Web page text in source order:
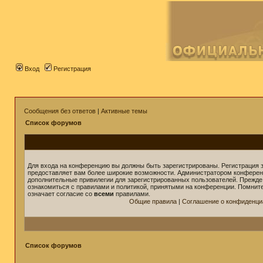
Вход Регистрация
Сообщения без ответов | Активные темы
Список форумов
Для входа на конференцию вы должны быть зарегистрированы. Регистрация
предоставляет вам более широкие возможности. Администратором
дополнительные привилегии для зарегистрированных пользователей.
ознакомиться с правилами и политикой, принятыми на конференции.
означает согласие со всеми правилами.
Общие правила| Соглашение о
Список форумов